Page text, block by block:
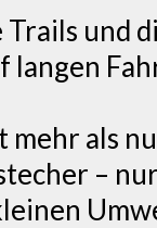
Trails und
langen
als
–